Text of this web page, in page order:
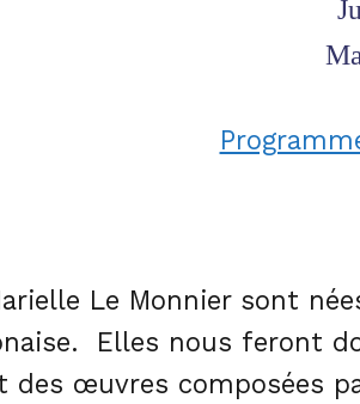
Le Monnier sont
Elles nous feront
des œuvres composées